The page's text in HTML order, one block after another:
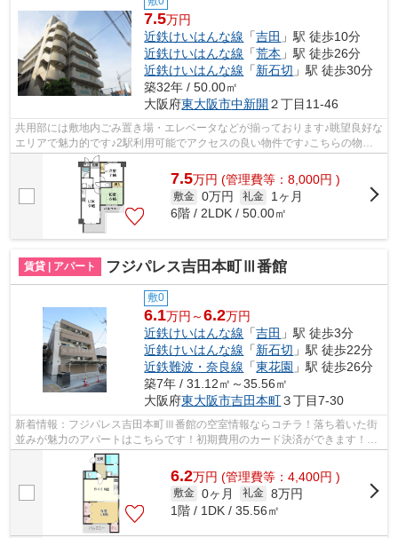
7.5万円
近鉄けいはんな線 「吉田 」駅 徒歩10分
近鉄けいはんな線 「荒本 」駅 徒歩26分
近鉄けいはんな線 「新石切 」駅 徒歩30分
築32年 / 50.00㎡
大阪府東大阪市中新開 ２丁目11-46
共用部には敷地内ごみ置き場・エレベータなどが揃っております♪眺望良好な
エリアで魅力的です♪2駅利用可能でアクセスの良い物件です♪こちらの物件
はマンションです♪魅力的な駅近の物件...
7.5万円 (管理費等：8,000円 )
敷金 0万円 礼金
1ヶ月
6階 / 2LDK / 50.00㎡
賃貸 | アパート フジパレス吉田本町Ⅲ番館
敷0
6.1万円～6.2万円
近鉄けいはんな線 「吉田 」駅 徒歩3分
近鉄けいはんな線 「新石切 」駅 徒歩22分
近鉄難波・奈良線 「東花園 」駅 徒歩26分
築7年 / 31.12㎡～35.56㎡
大阪府東大阪市吉田本町３丁目7-30
新着情報：フジパレス吉田本町Ⅲ番館の空室情報ならコチラ！落ち着いた街
並みが魅力のアパートはこちらです！初期費用のカード決済ができます！敷
地内にはちゃんとごみ置き場もあります...
6.2万円 (管理費等：4,400円 )
敷金 0ヶ月 礼金 8万円
1階 / 1DK / 35.56㎡